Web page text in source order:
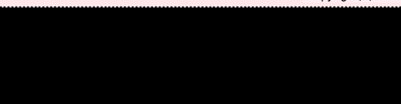
Copyright(C)2010-